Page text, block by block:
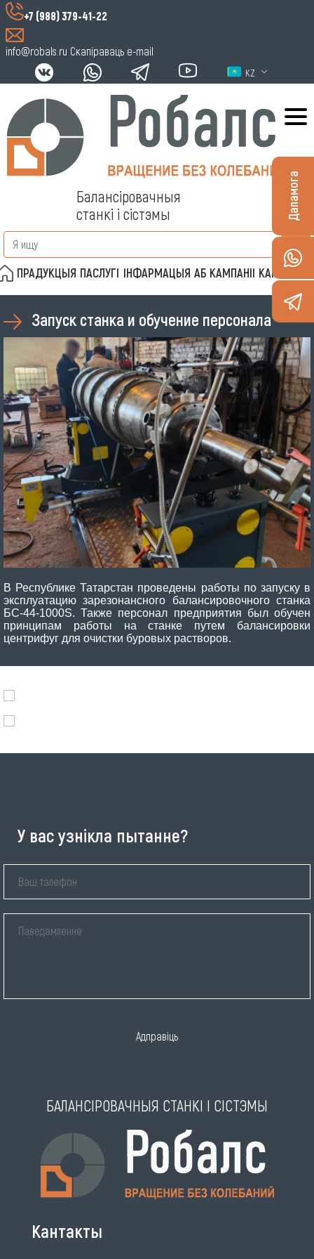
+7 (988) 379-41-22
info@robals.ru Скапіраваць e-mail
KZ
Балансіровачныя
станкі і сістэмы
ПРАДУКЦЫЯ ПАСЛУГІ ІНФАРМАЦЫЯ АБ КАМПАНІІ КАНТАКТЫ
Запуск станка и обучение персонала
В Республике Татарстан проведены работы по запуску в
эксплуатацию зарезонансного балансировочного станка
БС-44-1000S. Также персонал предприятия был обучен
принципам работы на станке путем балансировки
центрифуг для очистки буровых растворов.
У вас узнікла пытанне?
Адправіць
БАЛАНСІРОВАЧНЫЯ СТАНКІ І СІСТЭМЫ
Кантакты
Дапамога